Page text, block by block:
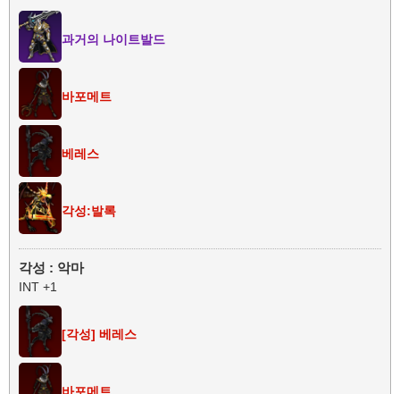
과거의 나이트발드
바포메트
베레스
각성:발록
각성 : 악마
INT +1
[각성] 베레스
바포메트